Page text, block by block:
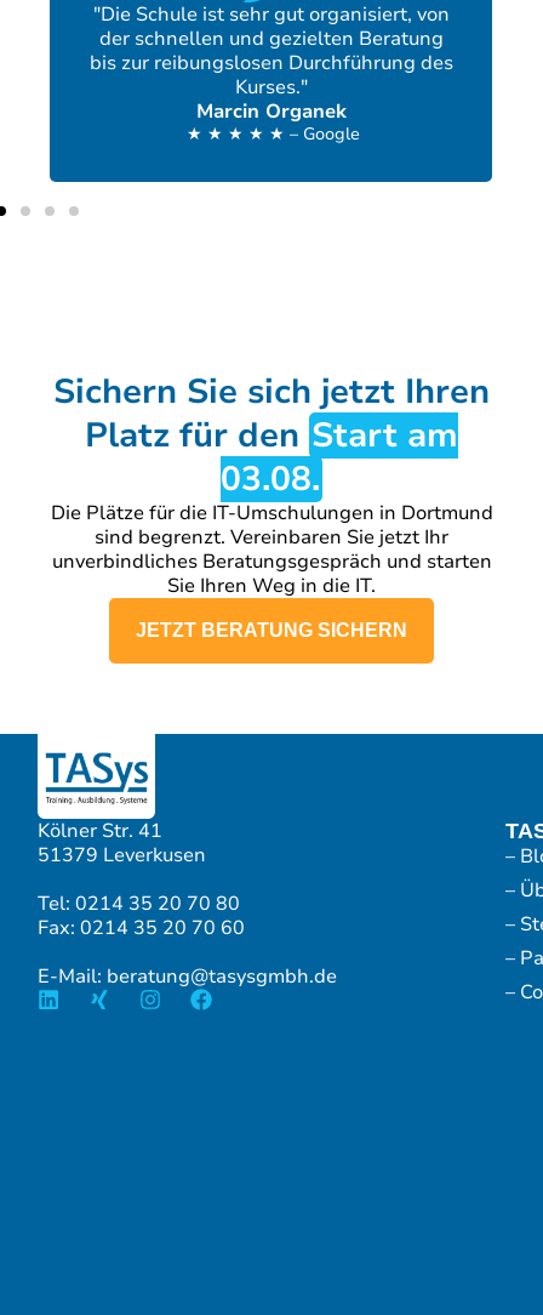
"Die Schule ist sehr gut organisiert, von
der schnellen und gezielten Beratung
bis zur reibungslosen Durchführung des
Kurses."
Marcin Organek
★ ★ ★ ★ ★ – Google
Sichern Sie sich jetzt Ihren
Platz für den Start am
03.08.
Die Plätze für die IT-Umschulungen in Dortmund
sind begrenzt. Vereinbaren Sie jetzt Ihr
unverbindliches Beratungsgespräch und starten
Sie Ihren Weg in die IT.
JETZT BERATUNG SICHERN
Kölner Str. 41
51379 Leverkusen
Tel: 0214 35 20 70 80
Fax: 0214 35 20 70 60
E-Mail: beratung@tasysgmbh.de
–
–
–
–
–